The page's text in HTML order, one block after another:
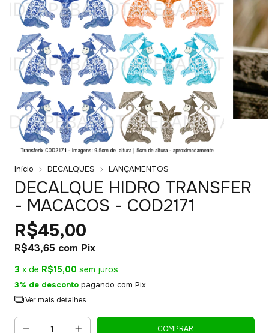
Início DECALQUES LANÇAMENTOS
DECALQUE HIDRO TRANSFER
- MACACOS - COD2171
R$45,00
R$43,65 com Pix
3 x de R$15,00 sem juros
3% de desconto pagando com Pix
Ver mais detalhes